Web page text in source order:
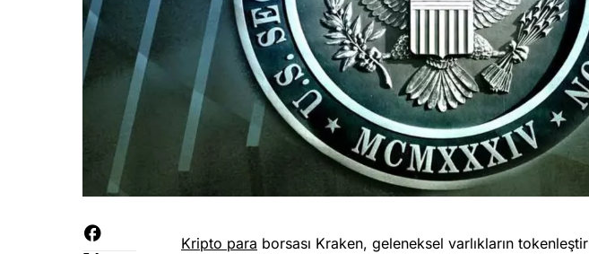
Kripto para borsası Kraken, geleneksel varlıkların